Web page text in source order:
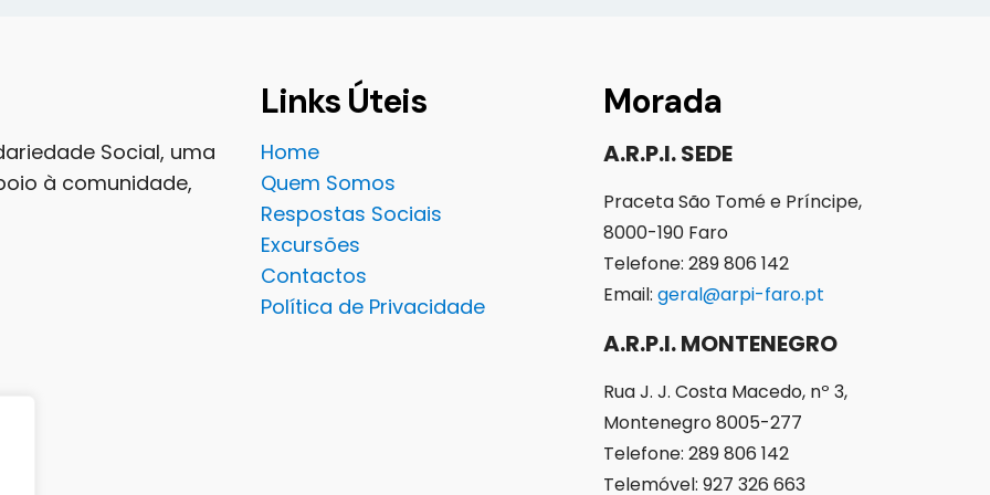
Social, uma
à comunidade,
Links Úteis
Home
Quem Somos
Respostas Sociais
Excursões
Contactos
Política de Privacidade
Morada
A.R.P.I. SEDE
Praceta São Tomé e Príncipe,
8000-190 Faro
Telefone: 289 806 142
Email: geral@arpi-faro.pt
A.R.P.I. MONTENEGRO
Rua J. J. Costa Macedo, nº 3,
Montenegro 8005-277
Telefone: 289 806 142
Telemóvel: 927 326 663